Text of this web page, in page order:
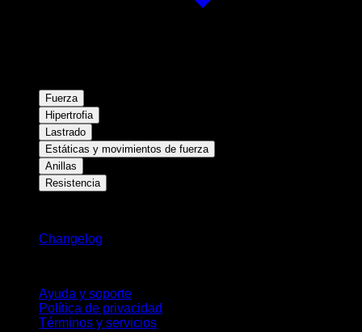
Fuerza
Hipertrofia
Lastrado
Estáticas y movimientos de fuerza
Anillas
Resistencia
Changelog
Ayuda y soporte
Política de privacidad
Términos y servicios